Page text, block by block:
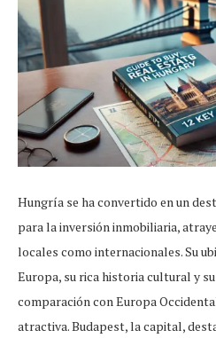
Hungría se ha convertido en un
para la inversión inmobiliaria,
locales como internacionales. Su
Europa, su rica historia cultural y
comparación con Europa
atractiva. Budapest, la capital,